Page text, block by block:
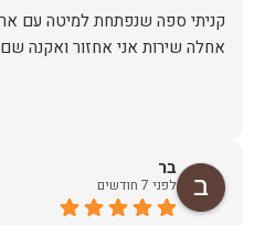
קניתי ספה שנפתחת למיטה עם
אחלה שירות אני אחזור ואקנה
בר
לפני 7 חודשים